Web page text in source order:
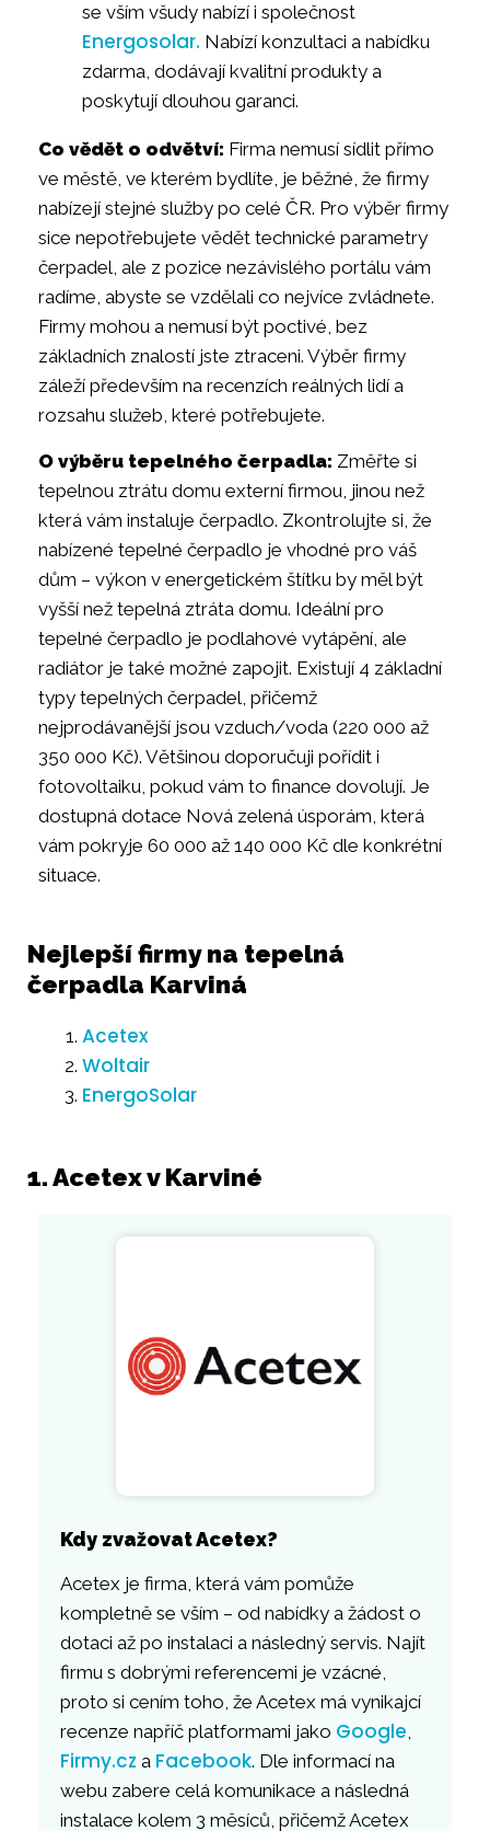
se vším všudy nabízí i společnost
Energosolar. Nabízí konzultaci a nabídku
zdarma, dodávají kvalitní produkty a
poskytují dlouhou garanci.
Co vědět o odvětví: Firma nemusí sídlit přímo
ve městě, ve kterém bydlíte, je běžné, že firmy
nabízejí stejné služby po celé ČR. Pro výběr firmy
sice nepotřebujete vědět technické parametry
čerpadel, ale z pozice nezávislého portálu vám
radíme, abyste se vzdělali co nejvíce zvládnete.
Firmy mohou a nemusí být poctivé, bez
základních znalostí jste ztraceni. Výběr firmy
záleží především na recenzích reálných lidí a
rozsahu služeb, které potřebujete.
O výběru tepelného čerpadla: Změřte si
tepelnou ztrátu domu externí firmou, jinou než
která vám instaluje čerpadlo. Zkontrolujte si, že
nabízené tepelné čerpadlo je vhodné pro váš
dům – výkon v energetickém štítku by měl být
vyšší než tepelná ztráta domu. Ideální pro
tepelné čerpadlo je podlahové vytápění, ale
radiátor je také možné zapojit. Existují 4 základní
typy tepelných čerpadel, přičemž
nejprodávanější jsou vzduch/voda (220 000 až
350 000 Kč). Většinou doporučuji pořídit i
fotovoltaiku, pokud vám to finance dovolují. Je
dostupná dotace Nová zelená úsporám, která
vám pokryje 60 000 až 140 000 Kč dle konkrétní
situace.
Nejlepší firmy na tepelná
čerpadla Karviná
Acetex
Woltair
EnergoSolar
1. Acetex v Karviné
Kdy zvažovat Acetex?
Acetex je firma, která vám pomůže
kompletně se vším – od nabídky a žádost o
dotaci až po instalaci a následný servis. Najít
firmu s dobrými referencemi je vzácné,
proto si cením toho, že Acetex má vynikajcí
recenze napříč platformami jako Google
Firmy.cz a Facebook. Dle informací na
webu zabere celá komunikace a následná
instalace kolem 3 měsíců, přičemž Acetex